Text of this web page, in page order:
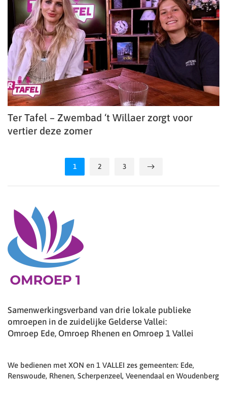
Ter Tafel – Zwembad ‘t Willaer zorgt voor
vertier deze zomer
1 2 3
Samenwerkingsverband van drie lokale publieke
omroepen in de zuidelijke Gelderse Vallei:
Omroep Ede, Omroep Rhenen en Omroep 1 Vallei
We bedienen met XON en 1 VALLEI zes gemeenten: Ede,
Renswoude, Rhenen, Scherpenzeel, Veenendaal en Woudenberg